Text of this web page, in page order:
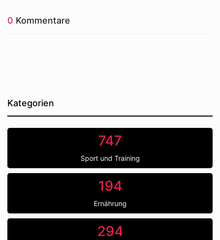
0 Kommentare
Kategorien
747
Sport und Training
194
Ernährung
294